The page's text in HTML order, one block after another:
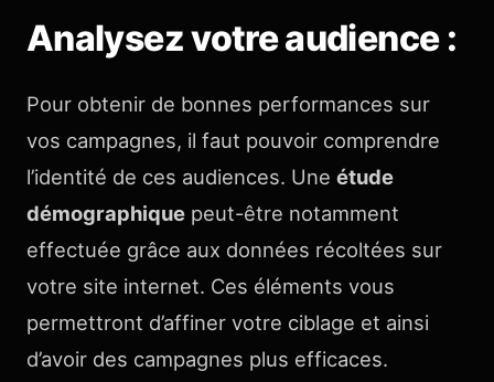
Analysez votre audience :
Pour obtenir de bonnes performances sur
vos campagnes, il faut pouvoir comprendre
l’identité de ces audiences. Une étude
démographique peut-être notamment
effectuée grâce aux données récoltées sur
votre site internet. Ces éléments vous
permettront d’affiner votre ciblage et ainsi
d’avoir des campagnes plus efficaces.